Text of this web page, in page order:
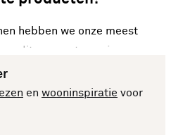
hebben we onze meest
dit moment voor je op een
de specificaties
keuze te kunnen maken.
to-date, zodat je meteen op
en wooninspiratie voor